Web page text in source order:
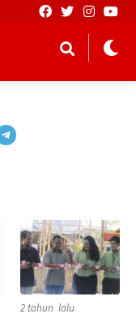
2 tahun lalu